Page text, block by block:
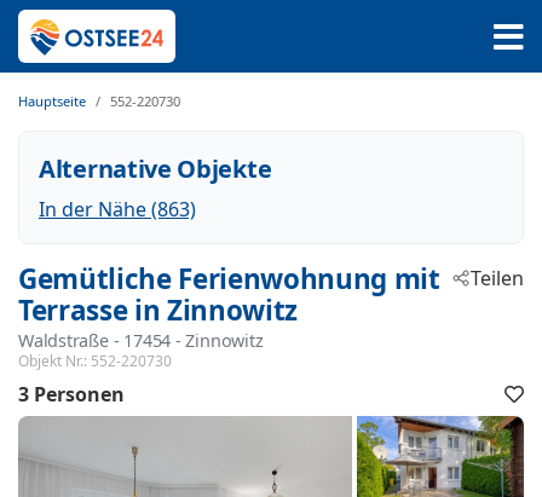
Hauptseite 552-220730
Alternative Objekte
In der Nähe (863)
Gemütliche Ferienwohnung mit
Terrasse in Zinnowitz
Waldstraße - 17454 - Zinnowitz
Objekt Nr.: 552-220730
Teilen
3 Personen